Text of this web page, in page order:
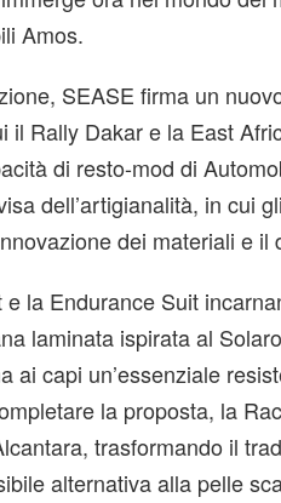
Amos.
SEASE firma un
il Rally Dakar e la East
di resto-mod di
dell’artigianalità, in cui
dei materiali e il
la Endurance Suit
laminata ispirata al
ai capi un’essenziale
la proposta, la
trasformando il
alternativa alla pelle